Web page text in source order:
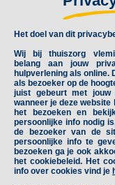
Het doel van dit
Wij bij thuiszorg
belang aan jouw
hulpverlening als online.
als bezoeker op de
juist gebeurt met jouw
wanneer je deze website
het bezoeken en
persoonlijke info nodig
de bezoeker van de
persoonlijke info te
bezoeken ga je ook
het cookiebeleid. Het
info over cookies vind je